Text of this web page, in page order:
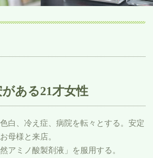
ある21才女性
白、冷え症、病院を転々とする。安定
母様と来店。
アミノ酸製剤液」を服用する。